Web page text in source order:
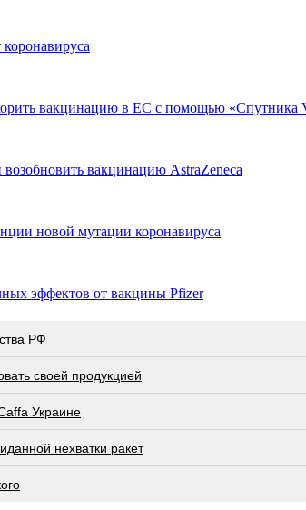
вакцинацию в ЕС с помощью «Спутника
вакцинацию AstraZeneca
новой мутации коронавируса
эффектов от вакцины Pfizer
РФ
своей продукцией
Украине
нехватки ракет